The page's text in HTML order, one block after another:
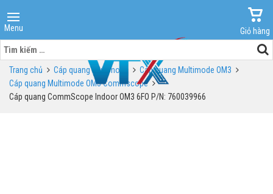
Menu
Giỏ hàng
Tìm
kiếm
cho:Trang chủ Cáp quang Multimode
Cáp quang Multimode OM3
Cáp quang Multimode OM3 Commscope
Cáp quang CommScope Indoor OM3 6FO P/N: 760039966